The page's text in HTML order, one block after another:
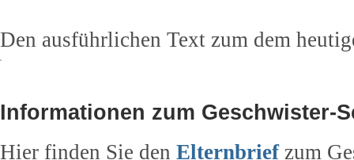
Den ausführlichen Text zum dem
Informationen zum Geschwister-
Hier finden Sie den Elternbriefzum